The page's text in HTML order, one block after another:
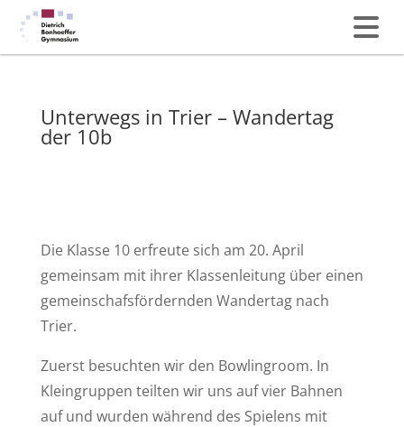
Unterwegs in Trier – Wandertag
der 10b
Die Klasse 10 erfreute sich am 20. April
gemeinsam mit ihrer Klassenleitung über einen
gemeinschafsfördernden Wandertag nach
Trier.
Zuerst besuchten wir den Bowlingroom. In
Kleingruppen teilten wir uns auf vier Bahnen
auf und wurden während des Spielens mit